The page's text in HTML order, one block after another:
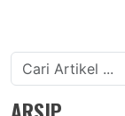
Cari
untuk: